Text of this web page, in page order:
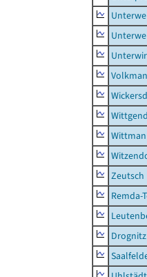
Zeutsch
Remda-
Drognitz